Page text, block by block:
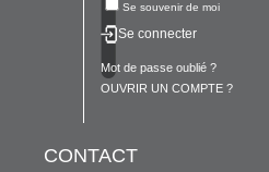
Se souvenir de moi
Se connecter
Mot de passe oublié ?
OUVRIR UN COMPTE ?
CONTACT